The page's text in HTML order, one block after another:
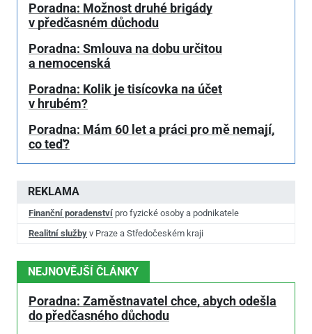
REKLAMA
Finanční poradenství pro fyzické osoby a podnikatele
Realitní služby v Praze a Středočeském kraji
NEJNOVĚJŠÍ ČLÁNKY
Poradna: Zaměstnavatel chce, abych odešla
do předčasného důchodu
Poradna: Možnost druhé brigády
v předčasném důchodu
Poradna: Smlouva na dobu určitou
a nemocenská
Poradna: Kolik je tisícovka na účet
v hrubém?
Poradna: Mám 60 let a práci pro mě nemají,
co teď?